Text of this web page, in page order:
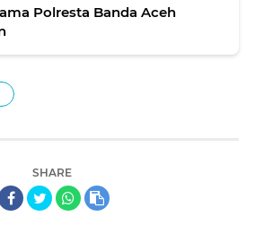
Polresta Banda Aceh
SHARE